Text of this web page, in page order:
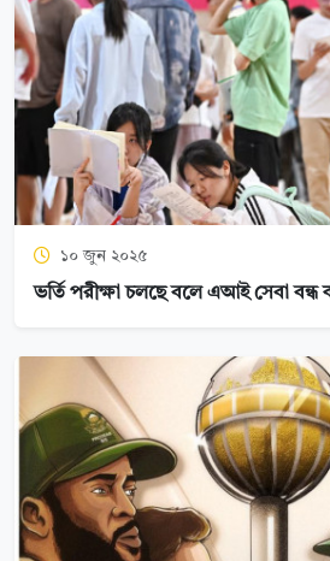
১০ জুন ২০২৫
ভর্তি পরীক্ষা চলছে বলে এআই সেবা বন্ধ